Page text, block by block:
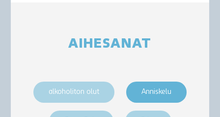
AIHESANAT
alkoholiton olut Anniskelu